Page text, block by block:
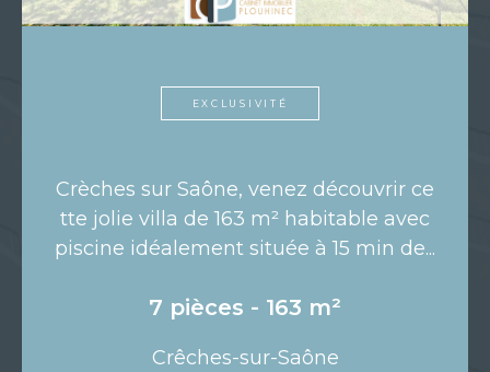
EXCLUSIVITÉ
Crèches sur Saône, venez découvrir ce
tte jolie villa de 163 m² habitable avec
piscine idéalement située à 15 min de...
7 pièces - 163 m²
Crêches-sur-Saône